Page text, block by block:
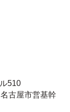
510
古屋市営基幹